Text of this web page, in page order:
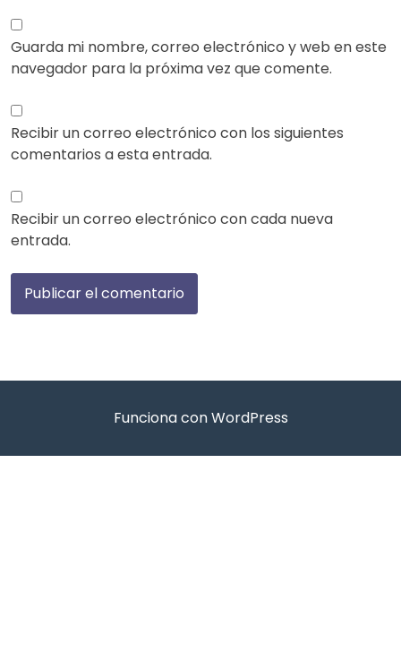
Guarda mi nombre, correo electrónico y web en este
navegador para la próxima vez que comente.
Recibir un correo electrónico con los siguientes
comentarios a esta entrada.
Recibir un correo electrónico con cada nueva
entrada.
Funciona con WordPress